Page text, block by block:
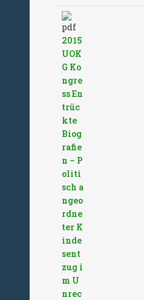
2015
UOK
G Ko
ngre
ss En
trüc
kte
Biog
rafie
n – P
oliti
sch a
ngeo
rdne
ter K
inde
sent
zug i
m U
nrec